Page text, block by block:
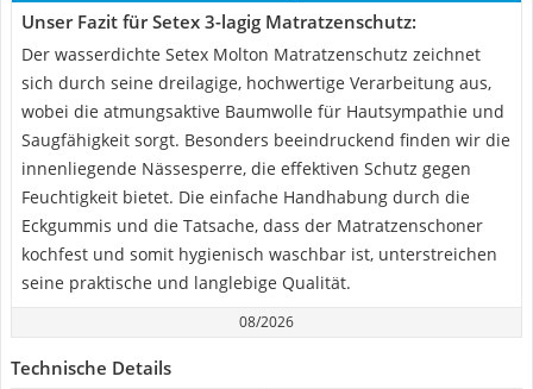
Unser Fazit für Setex 3-lagig Matratzenschutz:
Der wasserdichte Setex Molton Matratzenschutz zeichnet
sich durch seine dreilagige, hochwertige Verarbeitung aus,
wobei die atmungsaktive Baumwolle für Hautsympathie und
Saugfähigkeit sorgt. Besonders beeindruckend finden wir die
innenliegende Nässesperre, die effektiven Schutz gegen
Feuchtigkeit bietet. Die einfache Handhabung durch die
Eckgummis und die Tatsache, dass der Matratzenschoner
kochfest und somit hygienisch waschbar ist, unterstreichen
seine praktische und langlebige Qualität.
08/2026
Technische Details